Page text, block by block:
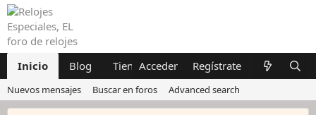
Inicio Blog Tiendas Compraventa Grafos
Acceder Regístrate
Nuevos mensajes Buscar en foros Advanced search